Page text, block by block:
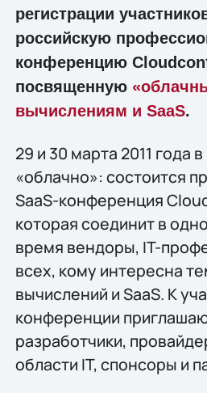
регистрации
российскую
конференцию
посвященную
вычислениям и SaaS.
29 и 30 марта 2011 года
«облачно»: состоится
SaaS-конференция
которая соединит в
время вендоры, IT-
всех, кому интересна
вычислений и SaaS. К
конференции
разработчики,
области IT, спонсоры и